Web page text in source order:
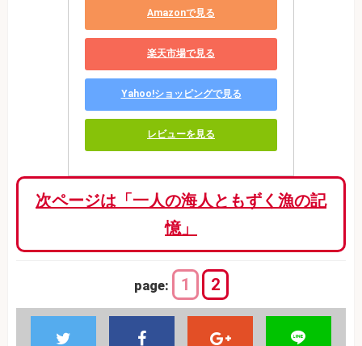
Amazonで見る
楽天市場で見る
Yahoo!ショッピングで見る
レビューを見る
次ページは「一人の海人ともずく漁の記
憶」
page: 1 2